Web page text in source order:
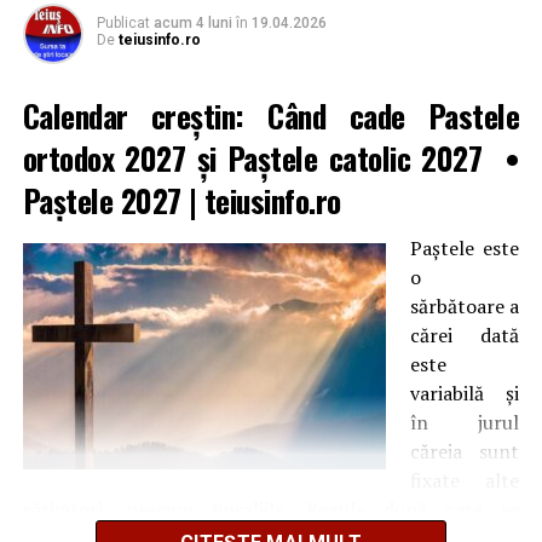
Publicat acum 4 luni în 19.04.2026
De teiusinfo.ro
Calendar creștin: Când cade Pastele
ortodox 2027 și Paștele catolic 2027 •
Paștele 2027 | teiusinfo.ro
Paştele este
o
sărbătoare a
cărei dată
este
variabilă şi
în jurul
căreia sunt